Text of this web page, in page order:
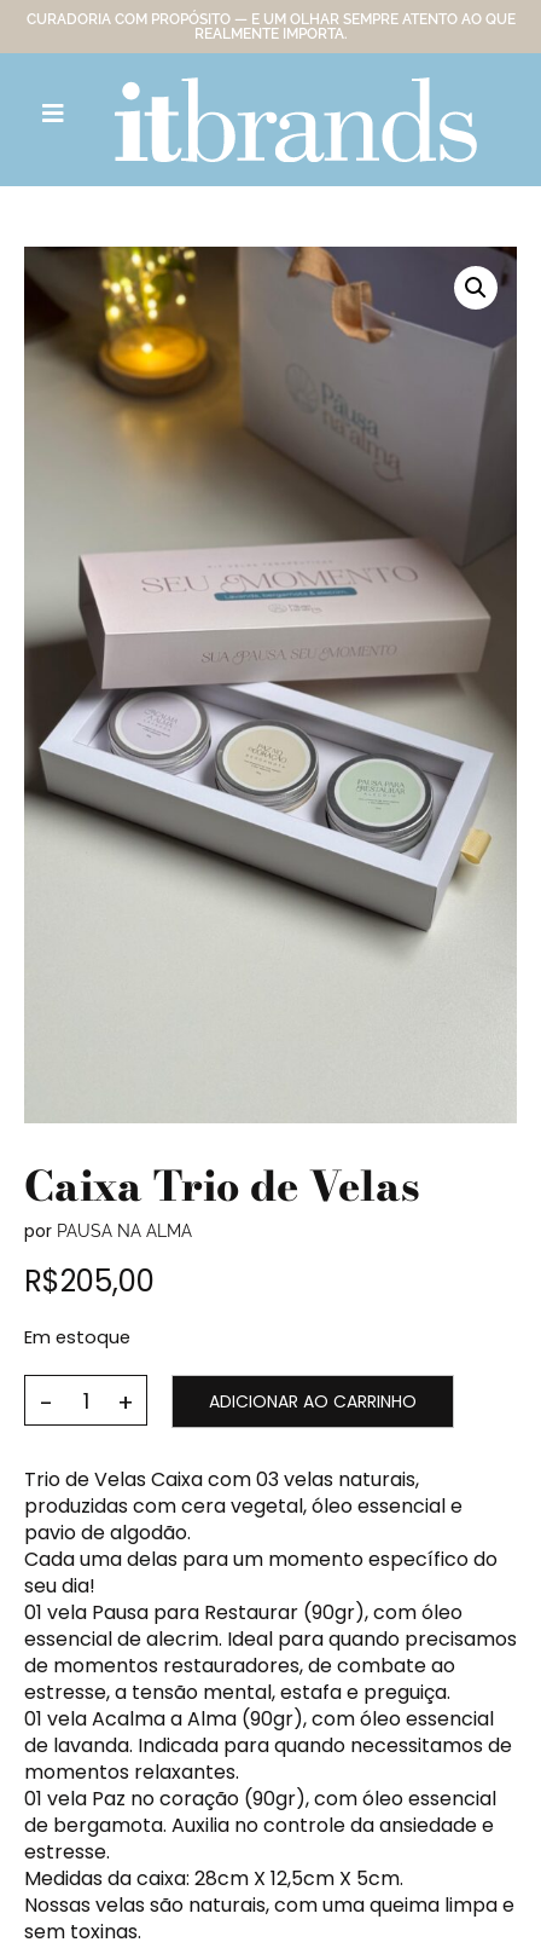
CURADORIA COM PROPÓSITO — E UM OLHAR SEMPRE ATENTO AO QUE
REALMENTE IMPORTA.
Caixa Trio de Velas
por PAUSA NA ALMA
R$205,00
Em estoque
ADICIONAR AO CARRINHO
Trio de Velas Caixa com 03 velas naturais,
produzidas com cera vegetal, óleo essencial e
pavio de algodão.
Cada uma delas para um momento específico do
seu dia!
01 vela Pausa para Restaurar (90gr), com óleo
essencial de alecrim. Ideal para quando precisamos
de momentos restauradores, de combate ao
estresse, a tensão mental, estafa e preguiça.
01 vela Acalma a Alma (90gr), com óleo essencial
de lavanda. Indicada para quando necessitamos de
momentos relaxantes.
01 vela Paz no coração (90gr), com óleo essencial
de bergamota. Auxilia no controle da ansiedade e
estresse.
Medidas da caixa: 28cm X 12,5cm X 5cm.
Nossas velas são naturais, com uma queima limpa e
sem toxinas.